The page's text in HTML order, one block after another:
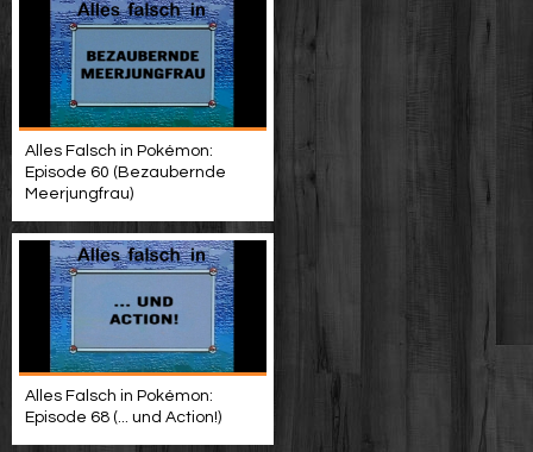
Alles Falsch in Pokémon:
Episode 60 (Bezaubernde
Meerjungfrau)
Alles Falsch in Pokémon:
Episode 68 (... und Action!)